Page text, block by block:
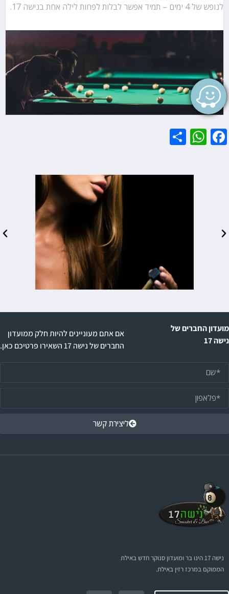
לנופש של 4 ימים – תמיד אפשר לבלות לפחות לילה אחת בנישה 17.
Facebook
WhatsApp
Share
החברים של
17
אם אתם מעוניינים להיות חלק ממועדון
החברים של נישה 17 השאירו פרטיכם כאן.
ליצירת קשר
נישה 17 הינו בר ומועדון סנוקר חדש באילת
הממוקם במרכז רזין באילת.